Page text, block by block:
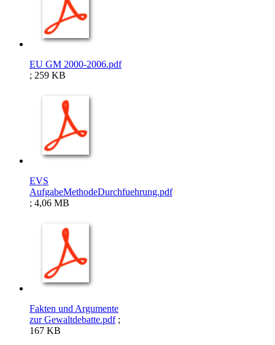
EU GM 2000-2006.pdf
; 259 KB
EVS
AufgabeMethodeDurchfuehrung.pdf
; 4,06 MB
Fakten und Argumente
zur Gewaltdebatte.pdf;
167 KB